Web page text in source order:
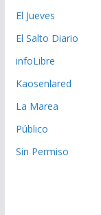
El Jueves
El Salto Diario
infoLibre
Kaosenlared
La Marea
Público
Sin Permiso